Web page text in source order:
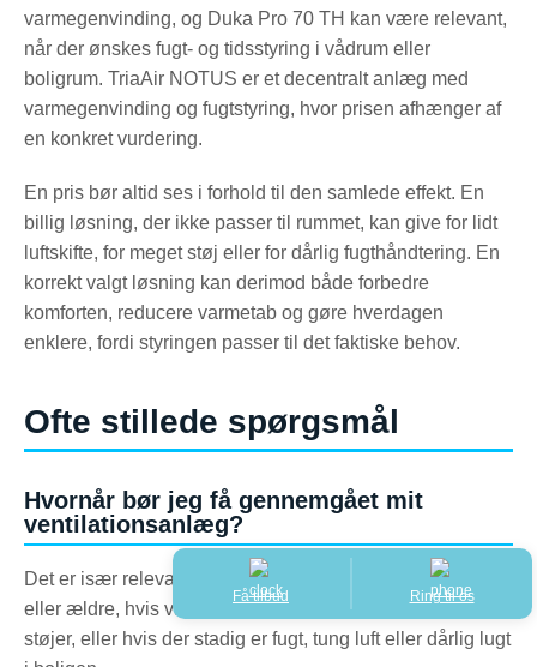
varmegenvinding, og Duka Pro 70 TH kan være relevant,
når der ønskes fugt- og tidsstyring i vådrum eller
boligrum. TriaAir NOTUS er et decentralt anlæg med
varmegenvinding og fugtstyring, hvor prisen afhænger af
en konkret vurdering.
En pris bør altid ses i forhold til den samlede effekt. En
billig løsning, der ikke passer til rummet, kan give for lidt
luftskifte, for meget støj eller for dårlig fugthåndtering. En
korrekt valgt løsning kan derimod både forbedre
komforten, reducere varmetab og gøre hverdagen
enklere, fordi styringen passer til det faktiske behov.
Ofte stillede spørgsmål
Hvornår bør jeg få gennemgået mit
ventilationsanlæg?
Det er især relevant, hvis anlægget er 8–10 år gammelt
eller ældre, hvis varmeforbruget er højt, hvis anlægget
støjer, eller hvis der stadig er fugt, tung luft eller dårlig lugt
Få tilbud Ring til os